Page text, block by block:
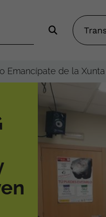
Emancípate de la